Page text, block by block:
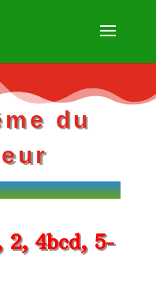
du
2, 4bcd, 5-